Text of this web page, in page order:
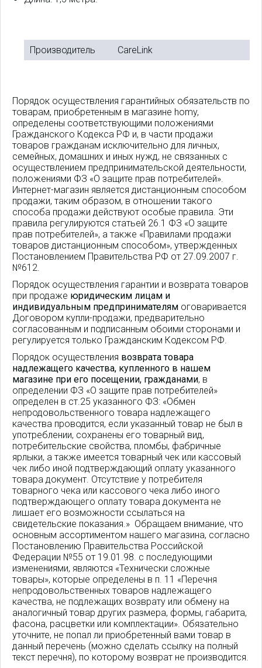
Производитель CareLink
Порядок осуществления гарантийных обязательств по
товарам, приобретенным в магазине homy,
определены соответствующими положениями
Гражданского Кодекса РФ и, в части продажи
товаров гражданам исключительно для личных,
семейных, домашних и иных нужд, не связанных с
осуществлением предпринимательской деятельности,
положениями ФЗ «О защите прав потребителей».
Интернет-магазин является дистанционным способом
продажи, таким образом, в отношении такого
способа продажи действуют особые правила. Эти
правила регулируются статьей 26.1 ФЗ «О защите
прав потребителей», а также «Правилами продажи
товаров дистанционным способом», утвержденных
Постановлением Правительства РФ от 27.09.2007 г.
№612.
Порядок осуществления гарантии и возврата товаров
при продаже юридическим лицам и
индивидуальным предпринимателям оговаривается
Договором купли-продажи, предварительно
согласованным и подписанным обоими сторонами и
регулируется только Гражданским Кодексом РФ.
Порядок осуществления возврата товара
надлежащего качества, купленного в нашем
магазине при его посещении, гражданами, в
определении ФЗ «О защите прав потребителей»
определен в ст.25 указанного ФЗ: «Обмен
непродовольственного товара надлежащего
качества проводится, если указанный товар не был в
употреблении, сохранены его товарный вид,
потребительские свойства, пломбы, фабричные
ярлыки, а также имеется товарный чек или кассовый
чек либо иной подтверждающий оплату указанного
товара документ. Отсутствие у потребителя
товарного чека или кассового чека либо иного
подтверждающего оплату товара документа не
лишает его возможности ссылаться на
свидетельские показания.» Обращаем внимание, что
основным ассортиментом нашего магазина, согласно
Постановлению Правительства Российской
Федерации №55 от 19.01.98. с последующими
изменениями, являются «Технически сложные
товары», которые определены в п. 11 «Перечня
непродовольственных товаров надлежащего
качества, не подлежащих возврату или обмену на
аналогичный товар других размера, формы, габарита,
фасона, расцветки или комплектации». Обязательно
уточните, не попал ли приобретенный вами товар в
данный перечень (можно сделать ссылку на полный
текст перечня), по которому возврат не производится.